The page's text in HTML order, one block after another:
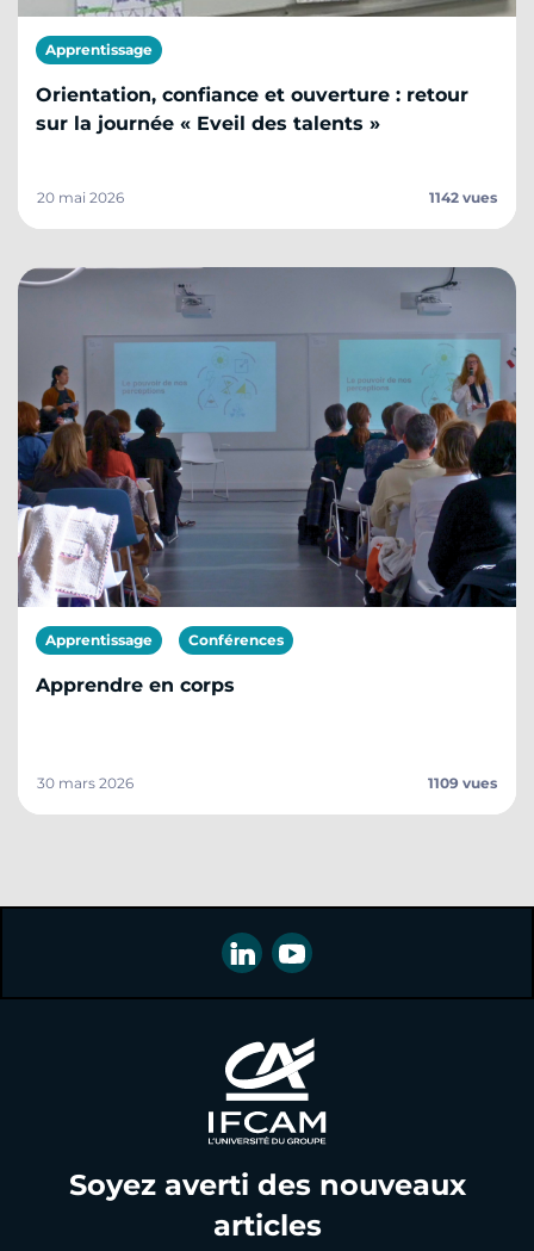
Apprentissage
Orientation, confiance et ouverture : retour
sur la journée « Eveil des talents »
20 mai 2026 1142 vues
Apprentissage Conférences
Apprendre en corps
30 mars 2026 1109 vues
Soyez averti des nouveaux
articles